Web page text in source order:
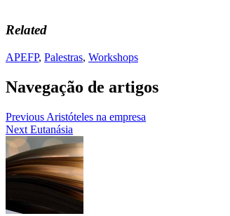
Related
APEFP, Palestras, Workshops
Navegação de artigos
Previous Aristóteles na empresa
Next Eutanásia